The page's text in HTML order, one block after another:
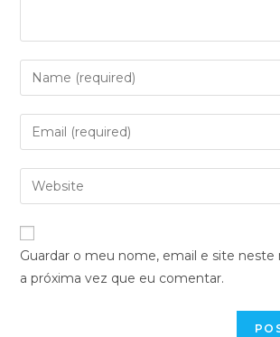
Guardar o meu nome, email e site neste
a próxima vez que eu comentar.